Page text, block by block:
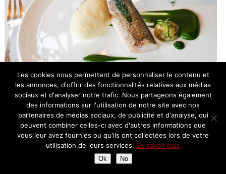
Les cookies nous permettent de personnaliser le contenu et
les annonces, d'offrir des fonctionnalités relatives aux médias
sociaux et d'analyser notre trafic. Nous partageons également
des informations sur l'utilisation de notre site avec nos
partenaires de médias sociaux, de publicité et d'analyse, qui
peuvent combiner celles-ci avec d'autres informations que
vous leur avez fournies ou qu'ils ont collectées lors de votre
utilisation de leurs services. En savoir plus
Ok No